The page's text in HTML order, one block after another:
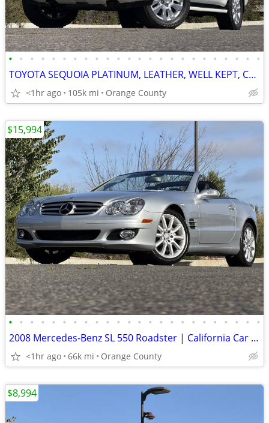
• • • • • • • • • • • • • • • • • • • • • • • •
TOYOTA SEQUOIA PLATINUM, LEATHER, WELL KEPT, CLEAN CARFAX
<1hr ago 105k mi Orange County
• • • • • • • • • • • • • • • • • • • • • • • •
2008 Mercedes-Benz SL 550 Roadster | California Car | 2 Owners | Onl
<1hr ago 66k mi Orange County
$15,994
$8,994